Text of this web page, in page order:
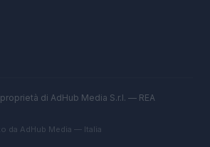
di AdHub Media S.r.l. — REA
da AdHub Media — Italia